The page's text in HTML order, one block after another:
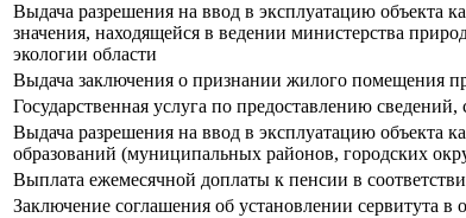
Выдача разрешения на ввод в эксплуатацию объекта
значения, находящейся в ведении министерства
экологии области
Выдача заключения о признании жилого помещения
Государственная услуга по предоставлению
Выдача разрешения на ввод в эксплуатацию объекта
образований (муниципальных районов, городских
Выплата ежемесячной доплаты к пенсии в
Заключение соглашения об установлении сервитута в